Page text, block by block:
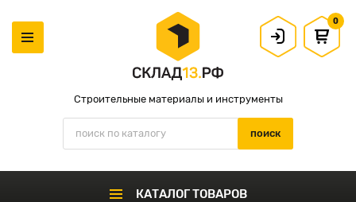
Строительные материалы и инструменты
0
КАТАЛОГ ТОВАРОВ